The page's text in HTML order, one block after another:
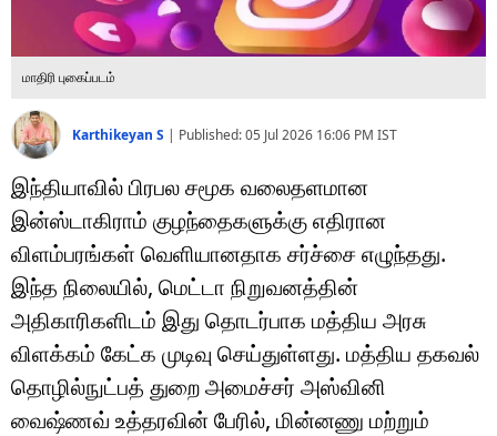
மாதிரி புகைப்படம்
Karthikeyan S | Published:05 Jul 2026 16:06 PM IST
இந்தியாவில் பிரபல சமூக வலைதளமான
இன்ஸ்டாகிராம் குழந்தைகளுக்கு எதிரான
விளம்பரங்கள் வெளியானதாக சர்ச்சை எழுந்தது.
இந்த நிலையில், மெட்டா நிறுவனத்தின்
அதிகாரிகளிடம் இது தொடர்பாக மத்திய அரசு
விளக்கம் கேட்க முடிவு செய்துள்ளது. மத்திய தகவல்
தொழில்நுட்பத் துறை அமைச்சர் அஸ்வினி
வைஷ்ணவ் உத்தரவின் பேரில், மின்னணு மற்றும்